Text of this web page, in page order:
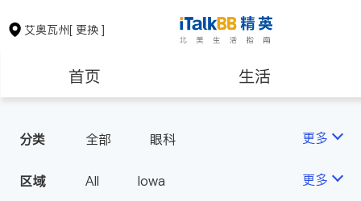
艾奥瓦州[ 更换 ]
首页 生活
房地产租售
分类 全部 眼科 更多
区域 All Iowa 更多